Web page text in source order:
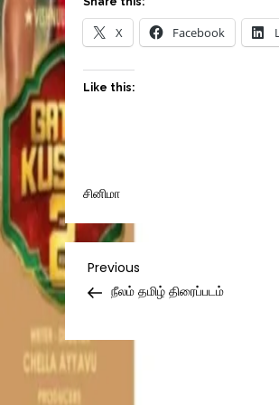
X Facebook
Like this:
சினிமா
Post
Previous
Post
Previous
நீலம் தமிழ் திரைப்படம்